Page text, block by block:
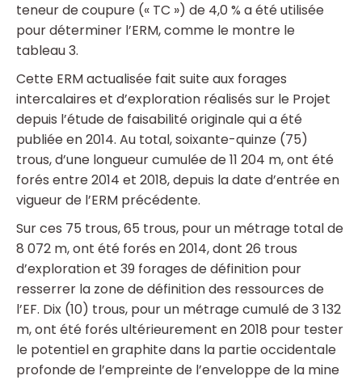
teneur de coupure (« TC ») de 4,0 % a été utilisée
pour déterminer l’ERM, comme le montre le
tableau 3.
Cette ERM actualisée fait suite aux forages
intercalaires et d’exploration réalisés sur le Projet
depuis l’étude de faisabilité originale qui a été
publiée en 2014. Au total, soixante-quinze (75)
trous, d’une longueur cumulée de 11 204 m, ont été
forés entre 2014 et 2018, depuis la date d’entrée en
vigueur de l’ERM précédente.
Sur ces 75 trous, 65 trous, pour un métrage total de
8 072 m, ont été forés en 2014, dont 26 trous
d’exploration et 39 forages de définition pour
resserrer la zone de définition des ressources de
l’EF. Dix (10) trous, pour un métrage cumulé de 3 132
m, ont été forés ultérieurement en 2018 pour tester
le potentiel en graphite dans la partie occidentale
profonde de l’empreinte de l’enveloppe de la mine